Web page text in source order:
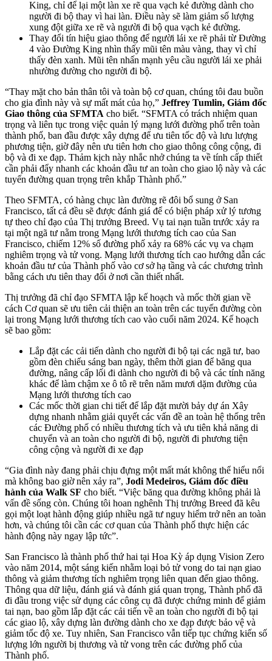
King, chỉ để lại một làn xe rẽ qua vạch kẻ đường dành cho
người đi bộ thay vì hai làn. Điều này sẽ làm giảm số lượng
xung đột giữa xe rẽ và người đi bộ qua vạch kẻ đường.
Thay đổi tín hiệu giao thông để người lái xe rẽ phải từ Đường
4 vào Đường King nhìn thấy mũi tên màu vàng, thay vì chỉ
thấy đèn xanh. Mũi tên nhấn mạnh yêu cầu người lái xe phải
nhường đường cho người đi bộ.
“Thay mặt cho bản thân tôi và toàn bộ cơ quan, chúng tôi đau buồn
cho gia đình này và sự mất mát của họ,” Jeffrey Tumlin, Giám đốc
Giao thông của SFMTA cho biết. “SFMTA có trách nhiệm quan
trọng và liên tục trong việc quản lý mạng lưới đường phố trên toàn
thành phố, ban đầu được xây dựng để ưu tiên tốc độ và lưu lượng
phương tiện, giờ đây nên ưu tiên hơn cho giao thông công cộng, đi
bộ và đi xe đạp. Thảm kịch này nhắc nhở chúng ta về tính cấp thiết
cần phải đẩy nhanh các khoản đầu tư an toàn cho giao lộ này và các
tuyến đường quan trọng trên khắp Thành phố.”
Theo SFMTA, có hàng chục làn đường rẽ đôi bổ sung ở San
Francisco, tất cả đều sẽ được đánh giá để có biện pháp xử lý tương
tự theo chỉ đạo của Thị trưởng Breed. Vụ tai nạn tuần trước xảy ra
tại một ngã tư nằm trong Mạng lưới thương tích cao của San
Francisco, chiếm 12% số đường phố xảy ra 68% các vụ va chạm
nghiêm trọng và tử vong. Mạng lưới thương tích cao hướng dẫn các
khoản đầu tư của Thành phố vào cơ sở hạ tầng và các chương trình
bằng cách ưu tiên thay đổi ở nơi cần thiết nhất.
Thị trưởng đã chỉ đạo SFMTA lập kế hoạch và mốc thời gian về
cách Cơ quan sẽ ưu tiên cải thiện an toàn trên các tuyến đường còn
lại trong Mạng lưới thương tích cao vào cuối năm 2024. Kế hoạch
sẽ bao gồm:
Lắp đặt các cải tiến dành cho người đi bộ tại các ngã tư, bao
gồm đèn chiếu sáng ban ngày, thêm thời gian để băng qua
đường, nâng cấp lối đi dành cho người đi bộ và các tính năng
khác để làm chậm xe ô tô rẽ trên năm mươi dặm đường của
Mạng lưới thương tích cao
Các mốc thời gian chi tiết để lắp đặt mười bảy dự án Xây
dựng nhanh nhằm giải quyết các vấn đề an toàn hệ thống trên
các Đường phố có nhiều thương tích và ưu tiên khả năng di
chuyển và an toàn cho người đi bộ, người đi phương tiện
công cộng và người đi xe đạp
“Gia đình này đang phải chịu đựng một mất mát không thể hiểu nổi
mà không bao giờ nên xảy ra”, Jodi Medeiros, Giám đốc điều
hành của Walk SF cho biết. “Việc băng qua đường không phải là
vấn đề sống còn. Chúng tôi hoan nghênh Thị trưởng Breed đã kêu
gọi một loạt hành động giúp nhiều ngã tư nguy hiểm trở nên an toàn
hơn, và chúng tôi cần các cơ quan của Thành phố thực hiện các
hành động này ngay lập tức”.
San Francisco là thành phố thứ hai tại Hoa Kỳ áp dụng Vision Zero
vào năm 2014, một sáng kiến nhằm loại bỏ tử vong do tai nạn giao
thông và giảm thương tích nghiêm trọng liên quan đến giao thông.
Thông qua dữ liệu, đánh giá và đánh giá quan trọng, Thành phố đã
đi đầu trong việc sử dụng các công cụ đã được chứng minh để giảm
tai nạn, bao gồm lắp đặt các cải tiến về an toàn cho người đi bộ tại
các giao lộ, xây dựng làn đường dành cho xe đạp được bảo vệ và
giảm tốc độ xe. Tuy nhiên, San Francisco vẫn tiếp tục chứng kiến số
lượng lớn người bị thương và tử vong trên các đường phố của
Thành phố.